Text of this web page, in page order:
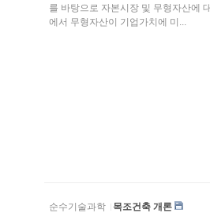
를 바탕으로 자본시장 및 무형자산에
에서 무형자산이 기업가치에 미...
순수기술과학
목조건축 개론